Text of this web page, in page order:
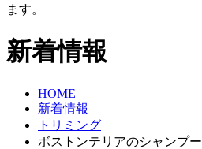
ます。
新着情報
HOME
新着情報
トリミング
ボストンテリアのシャンプー